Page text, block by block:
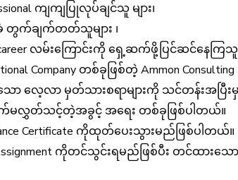
ကျကျပြုလုပ်ချင်သူ များ၊
ခံ တွက်ချက်တတ်သူများ ၊
လမ်းကြောင်းကို ရှေ့ဆက်ဖို့ပြင်ဆင်နေကြ
Company တစ်ခုဖြစ်တဲ့ Ammon
သော လေ့လာ မှတ်သားစရာများကို သင်တန်း
က်မလွှတ်သင့်တဲ့အခွင့် အရေး တစ်ခုဖြစ်ပါတယ်။
Certificate ကိုထုတ်ပေးသွားမည်ဖြစ်ပါတယ်။
ကိုတင်သွင်းရမည်ဖြစ်ပီး တင်ထားသော